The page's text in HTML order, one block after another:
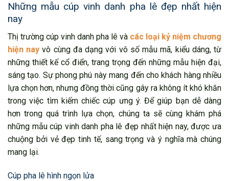
Những mẫu cúp vinh danh pha lê đẹp nhất hiện
nay
Thị trường cúp vinh danh pha lê và các loại kỷ niệm chương
hiện nay vô cùng đa dạng với vô số mẫu mã, kiểu dáng, từ
những thiết kế cổ điển, trang trọng đến những mẫu hiện đại,
sáng tạo. Sự phong phú này mang đến cho khách hàng nhiều
lựa chọn hơn, nhưng đồng thời cũng gây ra không ít khó khăn
trong việc tìm kiếm chiếc cúp ưng ý. Để giúp bạn dễ dàng
hơn trong quá trình lựa chọn, chúng ta sẽ cùng khám phá
những mẫu cúp vinh danh pha lê đẹp nhất hiện nay, được ưa
chuộng bởi vẻ đẹp tinh tế, sang trọng và ý nghĩa mà chúng
mang lại.
Cúp pha lê hình ngọn lửa